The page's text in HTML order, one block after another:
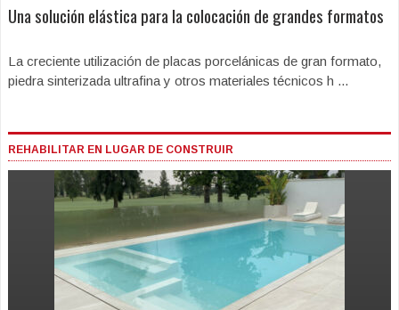
Una solución elástica para la colocación de grandes formatos
La creciente utilización de placas porcelánicas de gran formato,
piedra sinterizada ultrafina y otros materiales técnicos h ...
REHABILITAR EN LUGAR DE CONSTRUIR